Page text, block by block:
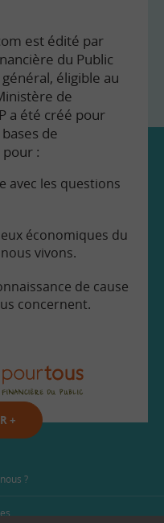
est édité par
du Public
général, éligible au
de
a été créé pour
de
pour :
avec les questions
économiques du
vivons.
de cause
concernent.
+
?